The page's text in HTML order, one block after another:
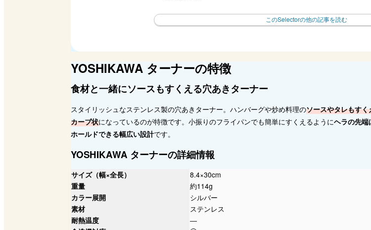
このSelectorの他の記事を読む
YOSHIKAWA ターナーの特徴
食材と一緒にソースもすくえる穴あきターナー
スタイリッシュなステンレス製の穴あきターナー。ハンバーグや炒め料理のソースやタレもす
カーブ状になっているのが特徴です。小振りのフライパンでも簡単にすくえるようにヘラの先端
ホールドできる幅広い設計です。
YOSHIKAWA ターナーの詳細情報
サイズ（幅×全長）
8.4×30cm
重量
約114g
カラー展開
シルバー
素材
ステンレス
耐熱温度
―